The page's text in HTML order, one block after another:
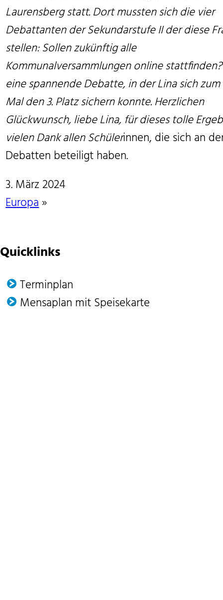
Laurensberg statt. Dort mussten sich die vier
Debattanten der Sekundarstufe II der diese
stellen: Sollen zukünftig alle
Kommunalversammlungen online
eine spannende Debatte, in der Lina sich
Mal den 3. Platz sichern konnte. Herzlichen
Glückwunsch, liebe Lina, für dieses tolle
vielen Dank allen Schülerinnen, die sich an
Debatten beteiligt haben.
3. März 2024
Europa»
Quicklinks
Terminplan
Mensaplan mit Speisekarte